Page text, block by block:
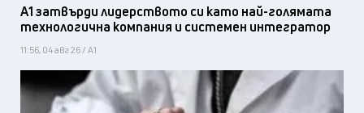
А1 затвърди лидерството си като най-голямата
технологична компания и системен интегратор
11:56, 04 авг 26 / А1